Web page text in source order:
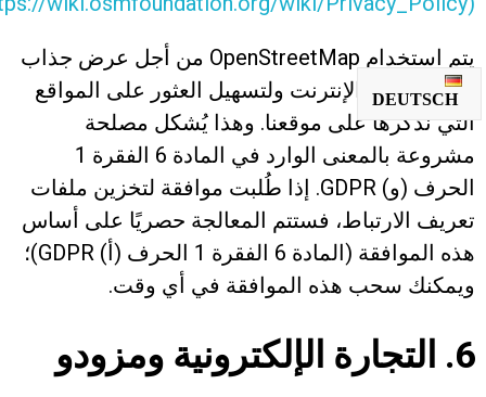
DEUTSCH
يتم استخدام OpenStreetMap من أجل عرض جذاب
لعروضنا عبر الإنترنت ولتسهيل العثور على المواقع
التي نذكرها على موقعنا. وهذا يُشكل مصلحة
مشروعة بالمعنى الوارد في المادة 6 الفقرة 1
الحرف (و) GDPR. إذا طُلبت موافقة لتخزين ملفات
تعريف الارتباط، فستتم المعالجة حصريًا على أساس
هذه الموافقة (المادة 6 الفقرة 1 الحرف (أ) GDPR)؛
ويمكنك سحب هذه الموافقة في أي وقت.
6. التجارة الإلكترونية ومزودو